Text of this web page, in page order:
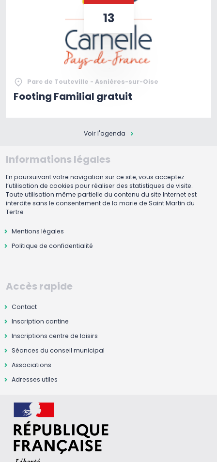
13
Parc de Touteville - Asnières-sur-Oise
Footing Familial gratuit
Voir l'agenda
Informations légales
En poursuivant votre navigation sur ce site, vous acceptez
l’utilisation de cookies pour réaliser des statistiques de visite.
Toute utilisation même partielle du contenu du site Internet est
interdite sans le consentement de la marie de Saint Martin du
Tertre
Mentions légales
Politique de confidentialité
Accès rapide
Contact
Inscription cantine
Inscriptions centre de loisirs
Séances du conseil municipal
Associations
Adresses utiles